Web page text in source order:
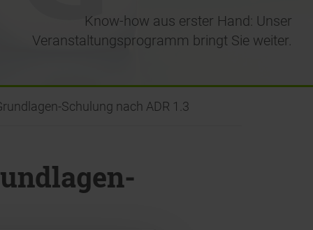
Know-how aus erster Hand: Unser
Veranstaltungsprogramm bringt Sie weiter.
Schulung nach ADR 1.3